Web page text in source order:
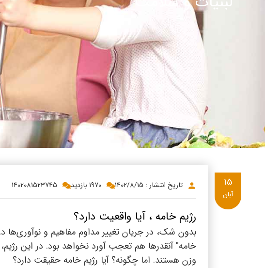
خامه
رادیو دوماس
دانستنی های سلامت
English
Arabic
Turkish
تاریخ انتشار : 1402/8/15 1970 بازدید 1402081523745 15
آبان
رژیم خامه ، آیا واقعیت دارد؟
بدون شک، در جریان تغییر مداوم مفاهیم و نوآوری‌ها
خامه" آنقدرها هم تعجب آورد نخواهد بود. در این رژیم،
وزن هستند. اما چگونه؟ آیا رژیم خامه حقیقت دارد؟